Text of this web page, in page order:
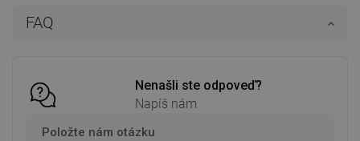
FAQ
Nenašli ste odpoveď?
Napíš nám
Položte nám otázku